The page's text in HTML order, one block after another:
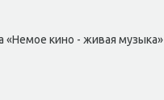
«Немое кино - живая музыка»